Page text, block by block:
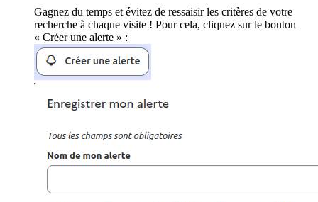
Gagnez du temps et évitez de ressaisir les critères de votre
recherche à chaque visite ! Pour cela, cliquez sur le bouton
« Créer une alerte » :